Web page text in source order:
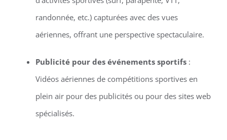
randonnée, etc.) capturées avec des vues
aériennes, offrant une perspective spectaculaire.
Publicité pour des événements sportifs:
Vidéos aériennes de compétitions sportives en
plein air pour des publicités ou pour des sites web
spécialisés.